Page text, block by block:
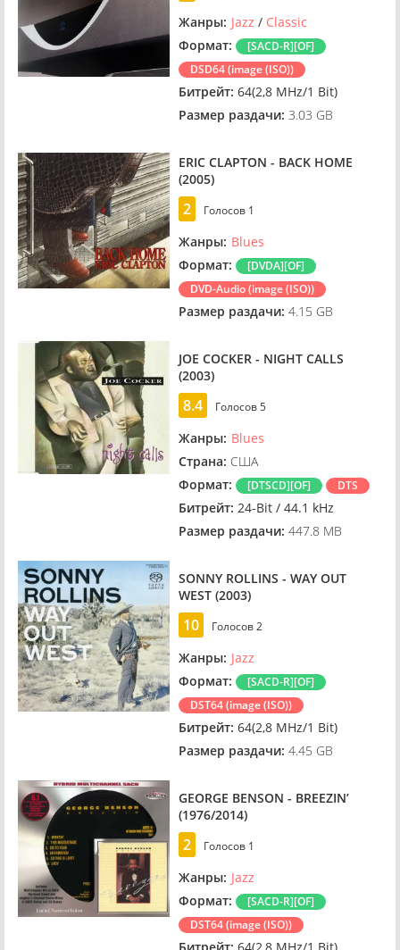
Жанры: Jazz / Classic
Формат:
[SACD-R][OF]
DSD64 (image (ISO))
Битрейт: 64(2,8 MHz/1 Bit)
Размер раздачи: 3.03 GB
ERIC CLAPTON - BACK HOME
(2005)
2 Голосов 1
Жанры: Blues
Формат:
[DVDA][OF]
DVD-Audio (image (ISO))
Размер раздачи: 4.15 GB
JOE COCKER - NIGHT CALLS
(2003)
8.4 Голосов5
Жанры: Blues
Страна: США
Формат:
[DTSCD][OF] DTS
Битрейт: 24-Bit / 44.1 kHz
Размер раздачи: 447.8 MB
SONNY ROLLINS - WAY OUT
WEST (2003)
10 Голосов2
Жанры: Jazz
Формат:
[SACD-R][OF]
DST64 (image (ISO))
Битрейт: 64(2,8 MHz/1 Bit)
Размер раздачи: 4.45 GB
GEORGE BENSON - BREEZIN’
(1976/2014)
2 Голосов 1
Жанры: Jazz
Формат:
[SACD-R][OF]
DST64 (image (ISO))